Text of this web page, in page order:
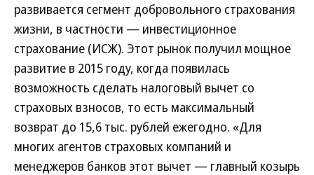
развивается сегмент добровольного страхования
жизни, в частности — инвестиционное
страхование (ИСЖ). Этот рынок получил мощное
развитие в 2015 году, когда появилась
возможность сделать налоговый вычет со
страховых взносов, то есть максимальный
возврат до 15,6 тыс. рублей ежегодно. «Для
многих агентов страховых компаний и
менеджеров банков этот вычет — главный козырь